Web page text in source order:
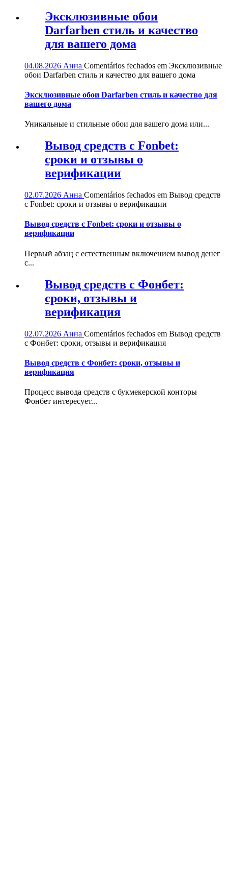
Эксклюзивные обои
Darfarben стиль и качество
для вашего дома
04.08.2026 Анна Comentários fechados em Эксклюзивные
обои Darfarben стиль и качество для вашего дома
Эксклюзивные обои Darfarben стиль и качество для
вашего дома
Уникальные и стильные обои для вашего дома или...
Вывод средств с Fonbet:
сроки и отзывы о
верификации
02.07.2026 Анна Comentários fechados em Вывод средств
с Fonbet: сроки и отзывы о верификации
Вывод средств с Fonbet: сроки и отзывы о
верификации
Первый абзац с естественным включением вывод денег
с...
Вывод средств с Фонбет:
сроки, отзывы и
верификация
02.07.2026 Анна Comentários fechados em Вывод средств
с Фонбет: сроки, отзывы и верификация
Вывод средств с Фонбет: сроки, отзывы и
верификация
Процесс вывода средств с букмекерской конторы
Фонбет интересует...